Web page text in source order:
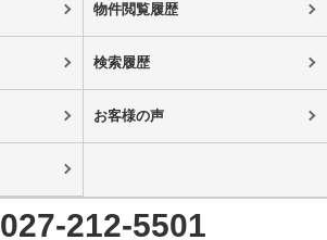
物件閲覧履歴
検索履歴
お客様の声
027-212-5501